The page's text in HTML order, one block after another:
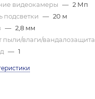
видеокамеры — 2 Мп
подсветки — 20 м
— 2,8 мм
пыли/влаги/вандалозащита
— 1